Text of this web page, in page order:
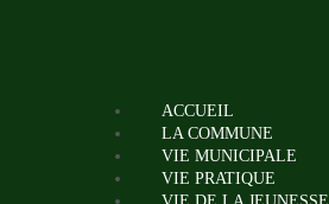
ACCUEIL
LA COMMUNE
VIE MUNICIPALE
VIE PRATIQUE